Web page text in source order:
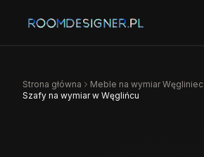
Strona główna Meble na wymiarWęgliniec
Szafy na wymiar w Węglińcu